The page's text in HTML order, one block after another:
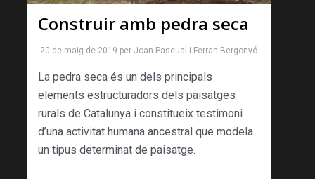
Construir amb pedra seca
20 de maig de 2019 per Joan Pascual i Ferran Bergonyó
La pedra seca és un dels principals
elements estructuradors dels paisatges
rurals de Catalunya i constitueix testimoni
d’una activitat humana ancestral que modela
un tipus determinat de paisatge.